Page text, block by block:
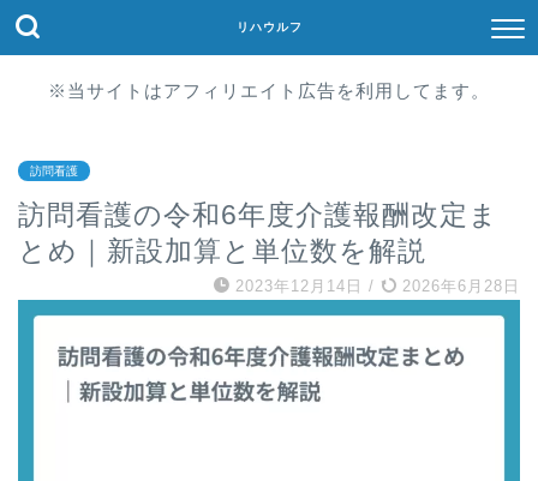
リハウルフ
※当サイトはアフィリエイト広告を利用してます。
訪問看護
訪問看護の令和6年度介護報酬改定ま
とめ｜新設加算と単位数を解説
2023年12月14日 / 2026年6月28日